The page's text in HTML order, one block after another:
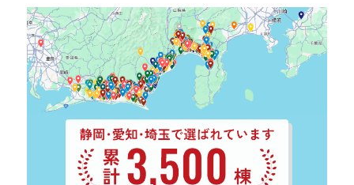
納得リフォームスタジオ nattoku リノベ
分譲住宅･不動産 スタッフブログ
施工事例 お客さまの声
土地情報